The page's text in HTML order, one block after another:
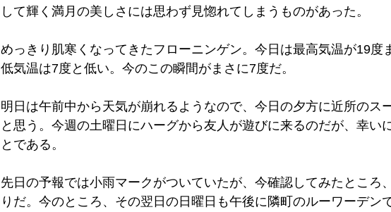
して輝く満月の美しさには思わず見惚れてしまうものがあった。
めっきり肌寒くなってきたフローニンゲン。今日は最高気温が19度
低気温は7度と低い。今のこの瞬間がまさに7度だ。
明日は午前中から天気が崩れるようなので、今日の夕方に近所のス
と思う。今週の土曜日にハーグから友人が遊びに来るのだが、幸い
とである。
先日の予報では小雨マークがついていたが、今確認してみたところ
りだ。今のところ、その翌日の日曜日も午後に隣町のルーワーデン